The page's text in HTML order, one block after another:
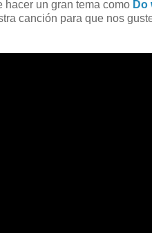
hacer un gran tema como Do
canción para que nos